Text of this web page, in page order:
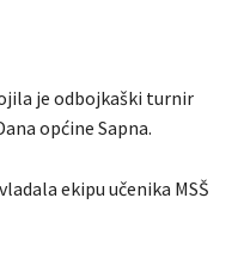
je odbojkaški turnir
općine Sapna.
ekipu učenika MSŠ